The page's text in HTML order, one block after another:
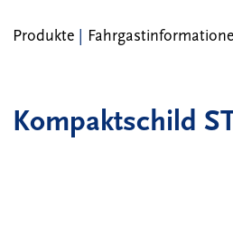
Produkte|
Kompaktschild